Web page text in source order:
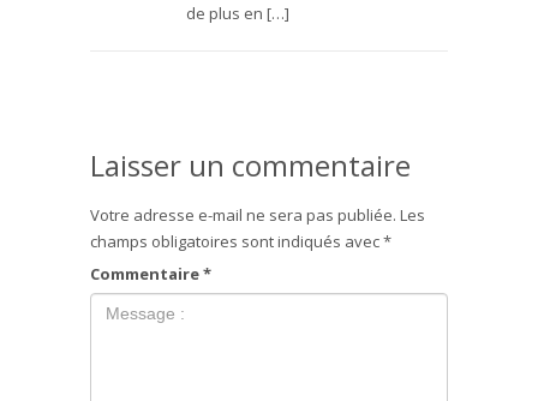
de plus en […]
Laisser un commentaire
Votre adresse e-mail ne sera pas publiée. Les
champs obligatoires sont indiqués avec*
Commentaire*